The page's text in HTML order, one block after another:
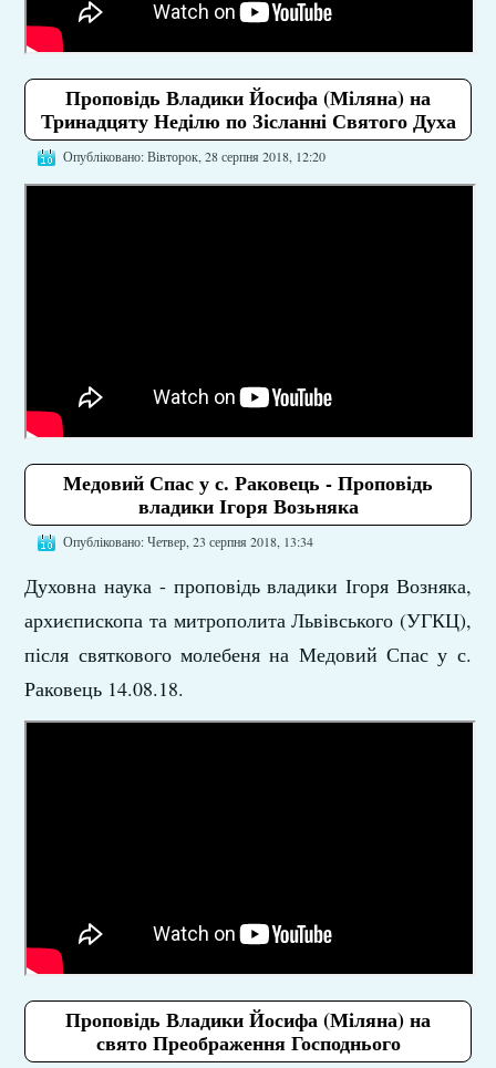
Проповідь Владики Йосифа (Міляна) на
Тринадцяту Неділю по Зісланні Святого Духа
Опубліковано: Вівторок, 28 серпня 2018, 12:20
Медовий Спас у с. Раковець - Проповідь
владики Ігоря Возьняка
Опубліковано: Четвер, 23 серпня 2018, 13:34
Духовна наука - проповідь владики Ігоря Возняка,
архиєпископа та митрополита Львівського (УГКЦ),
після святкового молебеня на Медовий Спас у с.
Раковець 14.08.18.
Проповідь Владики Йосифа (Міляна) на
свято Преображення Господнього